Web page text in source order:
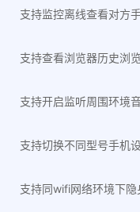
支持监控离线查看对方
支持查看浏览器历史浏
支持开启监听周围环境音
支持切换不同型号手机
支持同wifi网络环境下隐